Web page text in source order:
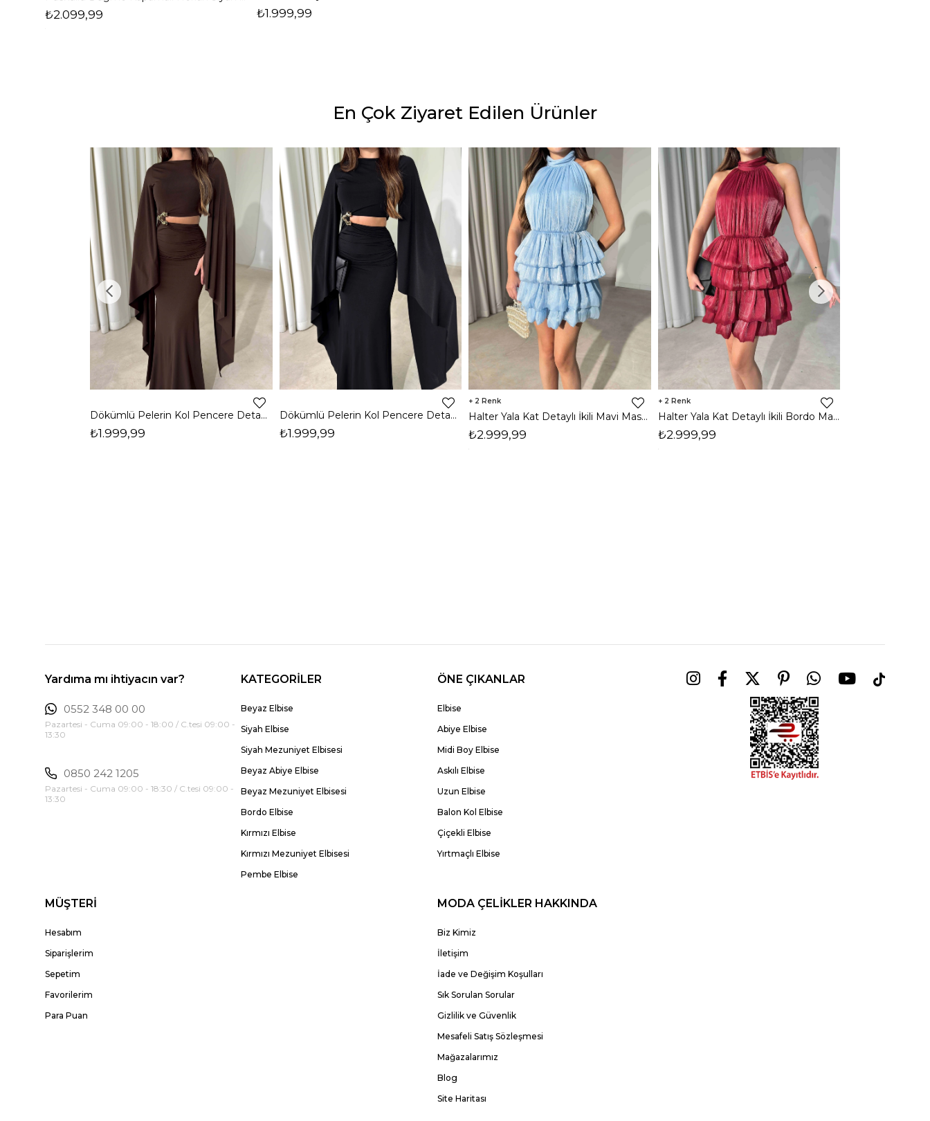
₺2.099,99 ₺1.999,99
En Çok Ziyaret Edilen Ürünler
Dökümlü Pelerin Kol Pencere Detaylı Maxi Kahverengi Arlev Kadın Elbise 26Y511
₺1.999,99
Dökümlü Pelerin Kol Pencere Detaylı Maxi Siyah Arlev Kadın Elbise 26Y511
₺1.999,99
2
Halter Yala Kat Detaylı İkili Mavi Maso Kadın Takım 26Y505
₺2.999,99
2
Halter Yala Kat Detaylı İkili Bordo Maso Kadın Takım 26Y505
₺2.999,99
Yardıma mı ihtiyacın var?
0552 348 00 00
Pazartesi - Cuma 09:00 - 18:00 / C.tesi 09:00 -
13:30
0850 242 1205
Pazartesi - Cuma 09:00 - 18:30 / C.tesi 09:00 -
13:30
KATEGORİLER
Beyaz Elbise
Siyah Elbise
Siyah Mezuniyet Elbisesi
Beyaz Abiye Elbise
Beyaz Mezuniyet Elbisesi
Bordo Elbise
Kırmızı Elbise
Kırmızı Mezuniyet Elbisesi
Pembe Elbise
ÖNE ÇIKANLAR
Elbise
Abiye Elbise
Midi Boy Elbise
Askılı Elbise
Uzun Elbise
Balon Kol Elbise
Çiçekli Elbise
Yırtmaçlı Elbise
MÜŞTERİ
Hesabım
Siparişlerim
Sepetim
Favorilerim
Para Puan
MODA ÇELİKLER HAKKINDA
Biz Kimiz
İletişim
İade ve Değişim Koşulları
Sık Sorulan Sorular
Gizlilik ve Güvenlik
Mesafeli Satış Sözleşmesi
Mağazalarımız
Blog
Site Haritası